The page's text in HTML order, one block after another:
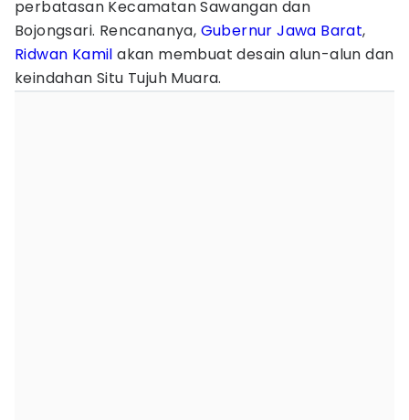
perbatasan Kecamatan Sawangan dan
Bojongsari. Rencananya, Gubernur Jawa Barat,
Ridwan Kamil akan membuat desain alun-alun dan
keindahan Situ Tujuh Muara.